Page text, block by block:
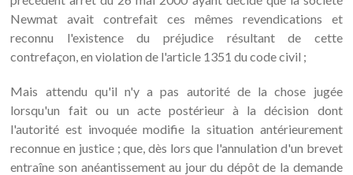
Newmat avait contrefait ces mêmes revendications et
reconnu l'existence du préjudice résultant de cette
contrefaçon, en violation de l'article 1351 du code civil ;
Mais attendu qu'il n'y a pas autorité de la chose jugée
lorsqu'un fait ou un acte postérieur à la décision dont
l'autorité est invoquée modifie la situation antérieurement
reconnue en justice ; que, dès lors que l'annulation d'un brevet
entraîne son anéantissement au jour du dépôt de la demande